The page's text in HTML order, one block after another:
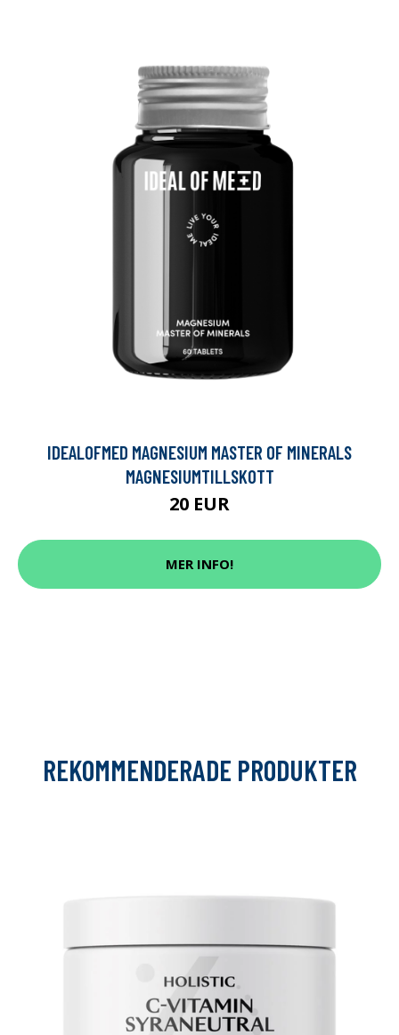
IDEALOFMED MAGNESIUM MASTER OF MINERALS
MAGNESIUMTILLSKOTT
20 EUR
MER INFO!
REKOMMENDERADE PRODUKTER